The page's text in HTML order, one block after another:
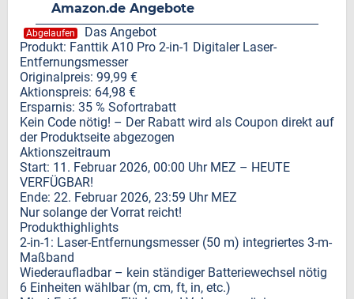
Amazon.de Angebote
Abgelaufen
Das Angebot
Produkt: Fanttik A10 Pro 2-in-1 Digitaler Laser-
Entfernungsmesser
Originalpreis: 99,99 €
Aktionspreis: 64,98 €
Ersparnis: 35 % Sofortrabatt
Kein Code nötig! – Der Rabatt wird als Coupon direkt auf
der Produktseite abgezogen
Aktionszeitraum
Start: 11. Februar 2026, 00:00 Uhr MEZ – HEUTE
VERFÜGBAR!
Ende: 22. Februar 2026, 23:59 Uhr MEZ
Nur solange der Vorrat reicht!
Produkthighlights
2-in-1: Laser-Entfernungsmesser (50 m) integriertes 3-m-
Maßband
Wiederaufladbar – kein ständiger Batteriewechsel nötig
6 Einheiten wählbar (m, cm, ft, in, etc.)